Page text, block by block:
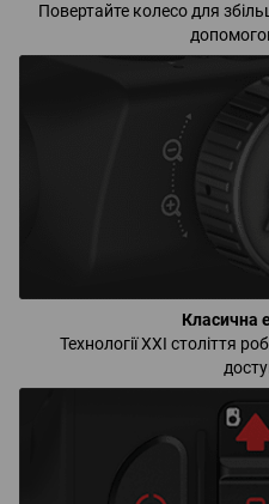
Повертайте колесо для
Класична
Технології XXI століття